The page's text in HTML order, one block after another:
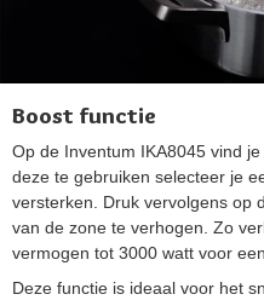
Boost functie
Op de Inventum IKA8045 vind
deze te gebruiken selecteer je
versterken. Druk vervolgens op
van de zone te verhogen. Zo
vermogen tot 3000 watt voor
Deze functie is ideaal voor het